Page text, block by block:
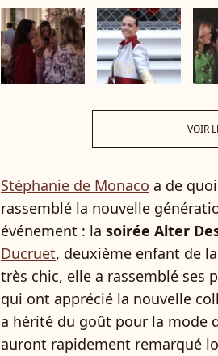
VOIR
Stéphanie de Monaco a de
rassemblé la nouvelle
événement : la soirée Alter
Ducruet, deuxième enfant de
très chic, elle a rassemblé ses
qui ont apprécié la nouvelle
a hérité du goût pour la mode
auront rapidement remarqué